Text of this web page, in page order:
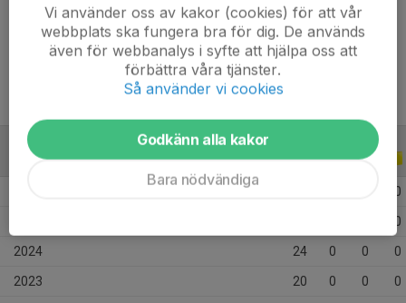
Position
-
Ålder
11 år
ALLA SERIER ALLA ÅR
0
0
2024 24 0 0 0
2023 20 0 0 0
Vi använder oss av kakor (cookies) för att vår
webbplats ska fungera bra för dig. De används
även för webbanalys i syfte att hjälpa oss att
förbättra våra tjänster.
Så använder vi cookies
Godkänn alla kakor
Bara nödvändiga